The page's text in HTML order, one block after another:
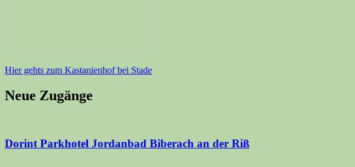
Hier gehts zum Kastanienhof bei Stade
Neue Zugänge
Dorint Parkhotel Jordanbad Biberach an der Riß